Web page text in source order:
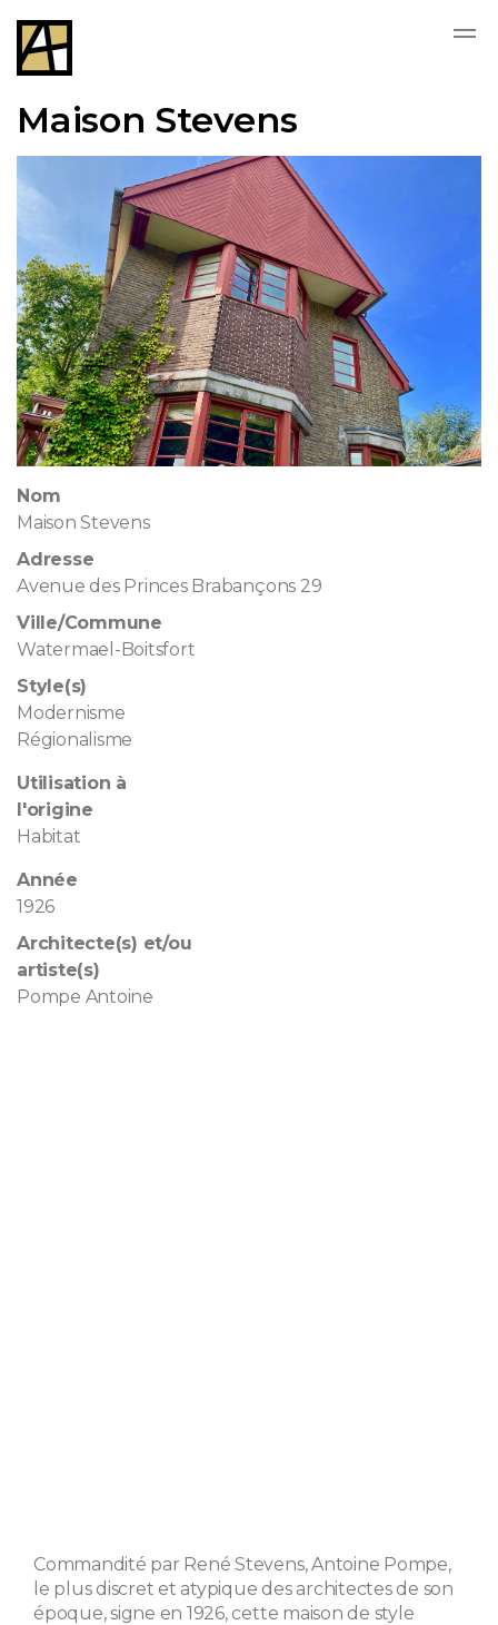
Maison Stevens
Nom
Maison Stevens
Adresse
Avenue des Princes Brabançons 29
Ville/Commune
Watermael-Boitsfort
Style(s)
Modernisme
Régionalisme
Utilisation à
l'origine
Habitat
Année
1926
Architecte(s) et/ou
artiste(s)
Pompe Antoine
Commandité par René Stevens, Antoine Pompe,
le plus discret et atypique des architectes de son
époque, signe en 1926, cette maison de style